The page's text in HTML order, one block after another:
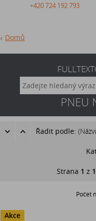
+420 724 192 793
Domů
PNEU
Řadit podle:
Strana 1 z 1
Počet
Akce